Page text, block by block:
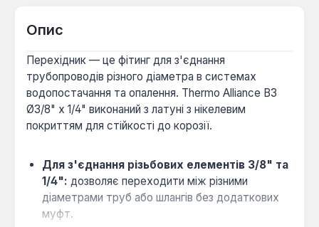
Опис
Перехідник — це фітинг для з'єднання
трубопроводів різного діаметра в системах
водопостачання та опалення. Thermo Alliance ВЗ
Ø3/8" х 1/4" виконаний з латуні з нікелевим
покриттям для стійкості до корозії.
Для з'єднання різьбових елементів 3/8" та
1/4": дозволяє переходити між різними
діаметрами труб або шлангів без додаткових
муфт.